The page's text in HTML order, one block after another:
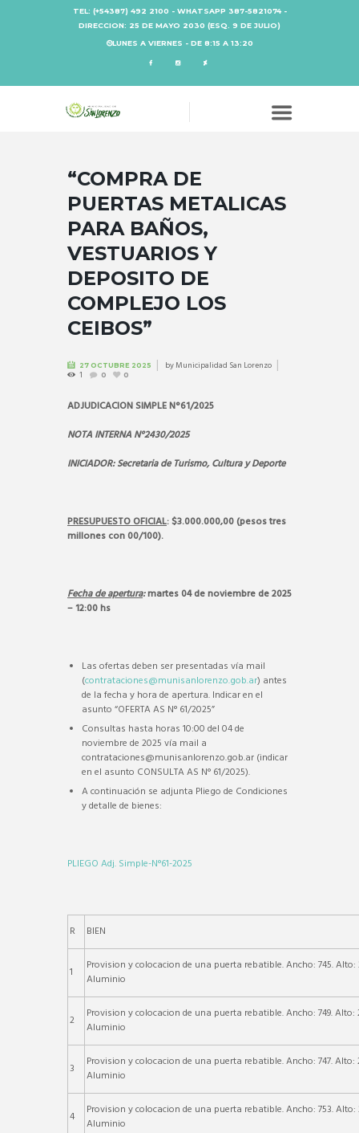
TEL: (+54387) 492 2100 - WHATSAPP 387-5821074 -
DIRECCION: 25 DE MAYO 2030 (ESQ. 9 DE JULIO)
LUNES A VIERNES - DE 8:15 A 13:20
“COMPRA DE
PUERTAS METALICAS
PARA BAÑOS,
VESTUARIOS Y
DEPOSITO DE
COMPLEJO LOS
CEIBOS”
27 OCTUBRE 2025 byMunicipalidad San Lorenzo
1 0 0
ADJUDICACION SIMPLE N°61/2025
NOTA INTERNA N°2430/2025
INICIADOR: Secretaria de Turismo, Cultura y Deporte
PRESUPUESTO OFICIAL: $3.000.000,00 (pesos tres
millones con 00/100).
Fecha de apertura:martes 04 de noviembre de 2025
– 12:00 hs
Las ofertas deben ser presentadas vía mail
(contrataciones@munisanlorenzo.gob.ar) antes
de la fecha y hora de apertura. Indicar en el
asunto “OFERTA AS N° 61/2025”
Consultas hasta horas 10:00 del 04 de
noviembre de 2025 vía mail a
contrataciones@munisanlorenzo.gob.ar (indicar
en el asunto CONSULTA AS N° 61/2025).
A continuación se adjunta Pliego de Condiciones
y detalle de bienes:
PLIEGO Adj. Simple-N°61-2025
R BIEN
1
Provision y colocacion de una puerta rebatible. Ancho: 745.
Aluminio
2
Provision y colocacion de una puerta rebatible. Ancho: 749.
Aluminio
3
Provision y colocacion de una puerta rebatible. Ancho: 747.
Aluminio
4
Provision y colocacion de una puerta rebatible. Ancho: 753.
Aluminio